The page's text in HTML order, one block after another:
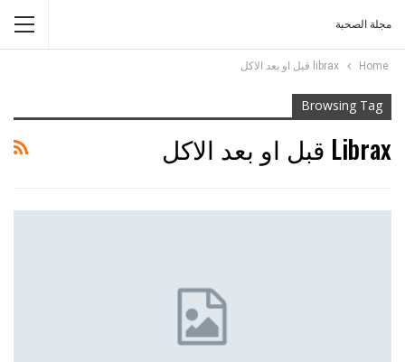
مجلة الصحبة
Home librax قبل او بعد الاكل
Browsing Tag
Librax قبل او بعد الاكل